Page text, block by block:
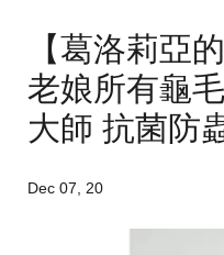
【葛洛莉亞
老娘所有龜
大師 抗菌防
Dec 07, 20